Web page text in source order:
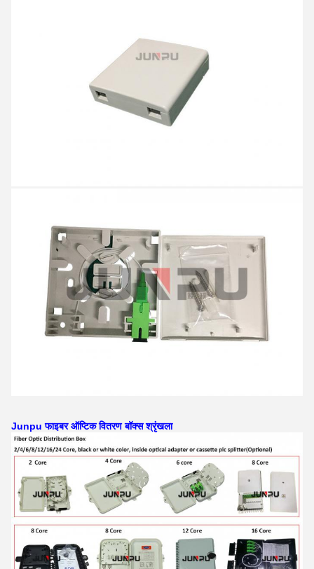
Junpu फाइबर ऑप्टिक वितरण बॉक्स श्रृंखला